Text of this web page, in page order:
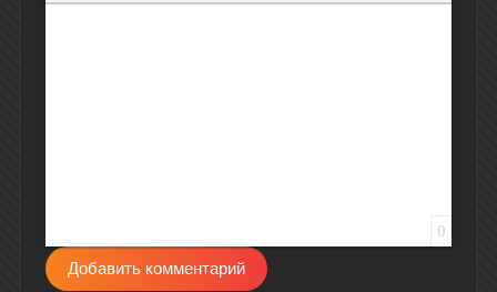
Вставить защищенную ссылку
Вставить смайлик
Вставка скрытого текста
Вставка цитаты
Вставка спойлера
0
Добавить комментарий